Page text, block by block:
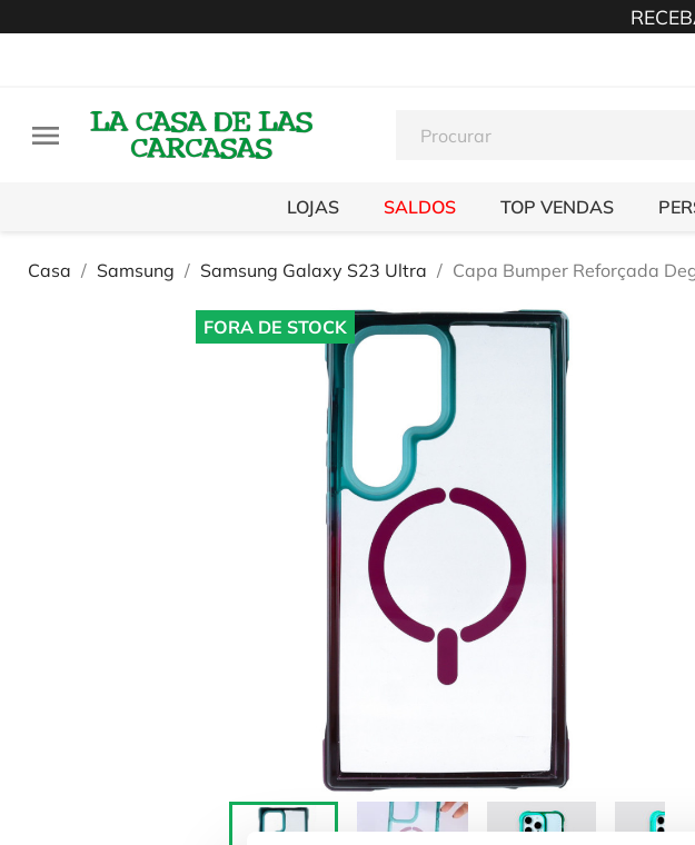

LOJAS SALDOS TOP VENDAS
Casa Samsung Samsung Galaxy S23 Ultra Capa Bumper Reforçada
FORA DE STOCK